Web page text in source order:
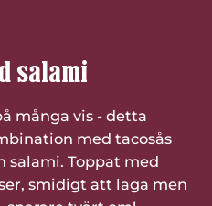
salami
många vis - detta
med tacosås
salami. Toppat med
smidigt att laga men